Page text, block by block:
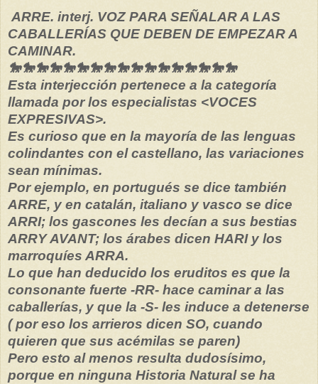
ARRE. interj. VOZ PARA SEÑALAR A LAS
CABALLERÍAS QUE DEBEN DE EMPEZAR A
CAMINAR.
🐎🐎🐎🐎🐎🐎🐎🐎🐎🐎🐎🐎🐎🐎🐎🐎🐎
Esta interjección pertenece a la categoría
llamada por los especialistas <VOCES
EXPRESIVAS>.
Es curioso que en la mayoría de las lenguas
colindantes con el castellano, las variaciones
sean mínimas.
Por ejemplo, en portugués se dice también
ARRE, y en catalán, italiano y vasco se dice
ARRI; los gascones les decían a sus bestias
ARRY AVANT; los árabes dicen HARI y los
marroquíes ARRA.
Lo que han deducido los eruditos es que la
consonante fuerte -RR- hace caminar a las
caballerías, y que la -S- les induce a detenerse
( por eso los arrieros dicen SO, cuando
quieren que sus acémilas se paren)
Pero esto al menos resulta dudosísimo,
porque en ninguna Historia Natural se ha